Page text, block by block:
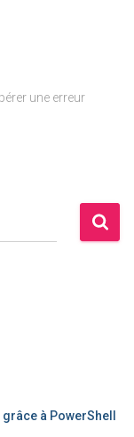
une erreur
à PowerShell